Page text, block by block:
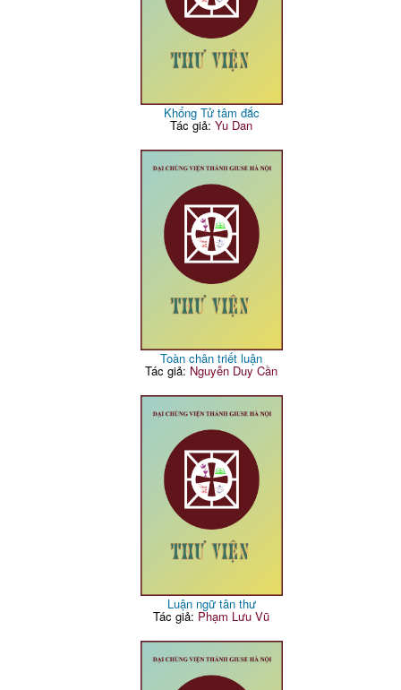
Khổng Tử tâm đắc
Tác giả:Yu Dan
Toàn chân triết luận
Tác giả: Nguyễn Duy Cần
Luận ngữ tân thư
Tác giả: Phạm Lưu Vũ